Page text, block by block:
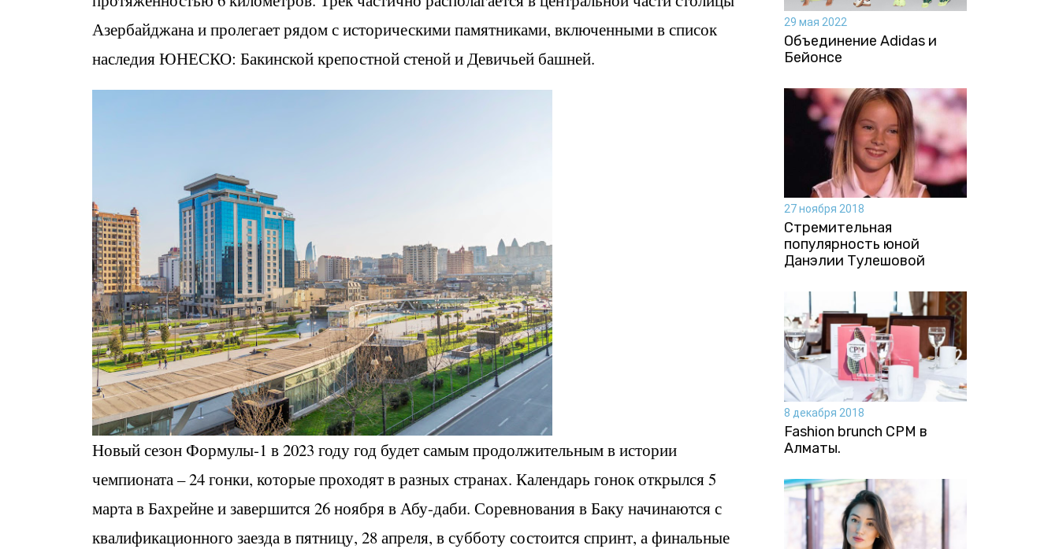
Азербайджана и пролегает рядом с историческими памятниками, включенными в список
наследия ЮНЕСКО: Бакинской крепостной стеной и Девичьей башней.
Новый сезон Формулы-1 в 2023 году год будет самым продолжительным в истории
чемпионата – 24 гонки, которые проходят в разных странах. Календарь гонок открылся 5
марта в Бахрейне и завершится 26 ноября в Абу-даби. Соревнования в Баку начинаются с
квалификационного заезда в пятницу, 28 апреля, в субботу состоится спринт, а финальные
29 мая 2022
Объединение Adidas и
Бейонсе
27 ноября 2018
Стремительная
популярность юной
Данэлии Тулешовой
8 декабря 2018
Fashion brunch CPM в
Алматы.